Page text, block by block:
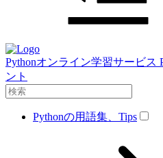
Pythonオンライン学習サービス
ント
Pythonの用語集、Tips